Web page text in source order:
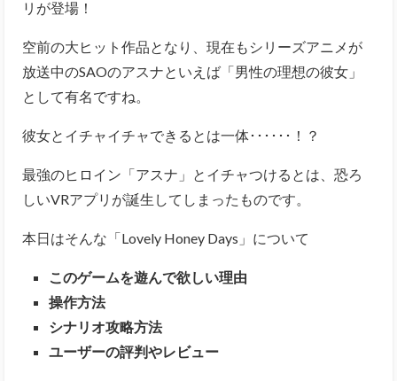
リが登場！
空前の大ヒット作品となり、現在もシリーズアニメが
放送中のSAOのアスナといえば「男性の理想の彼女」
として有名ですね。
彼女とイチャイチャできるとは一体･･････！？
最強のヒロイン「アスナ」とイチャつけるとは、恐ろ
しいVRアプリが誕生してしまったものです。
本日はそんな「Lovely Honey Days」について
このゲームを遊んで欲しい理由
操作方法
シナリオ攻略方法
ユーザーの評判やレビュー